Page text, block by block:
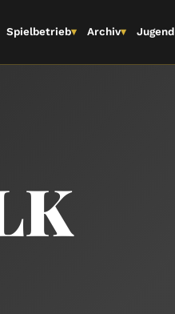
Spielbetrieb▾ Archiv▾ Jugend